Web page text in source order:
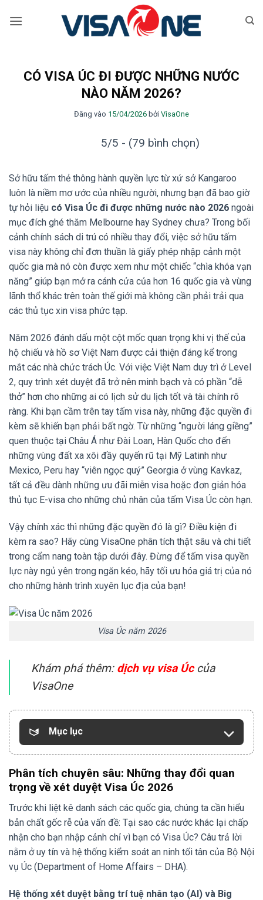
qua
CÓ VISA ÚC ĐI ĐƯỢC NHỮNG NƯỚC
NÀO NĂM 2026?
Đăng vào 15/04/2026 bởi VisaOne
5/5 - (79 bình chọn)
Sở hữu tấm thẻ thông hành quyền lực từ xứ sở Kangaroo
luôn là niềm mơ ước của nhiều người, nhưng bạn đã bao giờ
tự hỏi liệu có Visa Úc đi được những nước nào 2026 ngoài
mục đích ghé thăm Melbourne hay Sydney chưa? Trong bối
cảnh chính sách di trú có nhiều thay đổi, việc sở hữu tấm
visa này không chỉ đơn thuần là giấy phép nhập cảnh một
quốc gia mà nó còn được xem như một chiếc “chìa khóa vạn
năng” giúp bạn mở ra cánh cửa của hơn 16 quốc gia và vùng
lãnh thổ khác trên toàn thế giới mà không cần phải trải qua
các thủ tục xin visa phức tạp.
Năm 2026 đánh dấu một cột mốc quan trọng khi vị thế của
hộ chiếu và hồ sơ Việt Nam được cải thiện đáng kể trong
mắt các nhà chức trách Úc. Với việc Việt Nam duy trì ở Level
2, quy trình xét duyệt đã trở nên minh bạch và có phần “dễ
thở” hơn cho những ai có lịch sử du lịch tốt và tài chính rõ
ràng. Khi bạn cầm trên tay tấm visa này, những đặc quyền đi
kèm sẽ khiến bạn phải bất ngờ. Từ những “người láng giềng”
quen thuộc tại Châu Á như Đài Loan, Hàn Quốc cho đến
những vùng đất xa xôi đầy quyến rũ tại Mỹ Latinh như
Mexico, Peru hay “viên ngọc quý” Georgia ở vùng Kavkaz,
tất cả đều dành những ưu đãi miễn visa hoặc đơn giản hóa
thủ tục E-visa cho những chủ nhân của tấm Visa Úc còn hạn.
Vậy chính xác thì những đặc quyền đó là gì? Điều kiện đi
kèm ra sao? Hãy cùng VisaOne phân tích thật sâu và chi tiết
trong cẩm nang toàn tập dưới đây. Đừng để tấm visa quyền
lực này ngủ yên trong ngăn kéo, hãy tối ưu hóa giá trị của nó
cho những hành trình xuyên lục địa của bạn!
Visa Úc năm 2026
Khám phá thêm: dịch vụ visa Úccủa
VisaOne
Mục lục
Phân tích chuyên sâu: Những thay đổi quan
trọng về xét duyệt Visa Úc 2026
Trước khi liệt kê danh sách các quốc gia, chúng ta cần hiểu
bản chất gốc rễ của vấn đề: Tại sao các nước khác lại chấp
nhận cho bạn nhập cảnh chỉ vì bạn có Visa Úc? Câu trả lời
nằm ở uy tín và hệ thống kiểm soát an ninh tối tân của Bộ Nội
vụ Úc (Department of Home Affairs – DHA).
Hệ thống xét duyệt bằng trí tuệ nhân tạo (AI) và Big